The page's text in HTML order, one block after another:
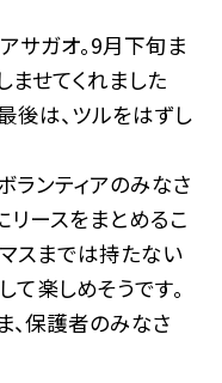
サガオ。9月下旬ま
ませてくれました
後は、ツルをはずし
ランティアのみなさ
リースをまとめるこ
スまでは持たない
て楽しめそうです。
、保護者のみなさ